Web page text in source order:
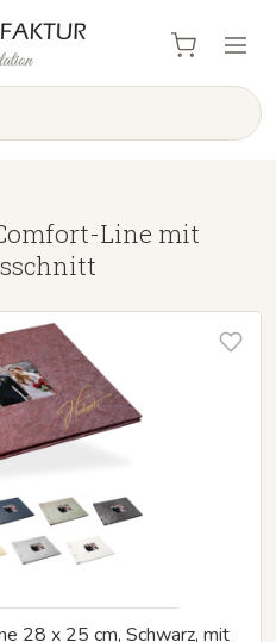
Line mit
28 x 25 cm, Schwarz, mit